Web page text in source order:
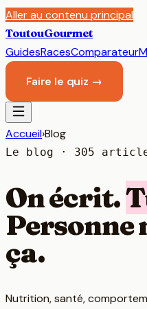
Aller au contenu principal
ToutouGourmet
GuidesRacesComparateur
Faire le quiz →
Accueil›Blog
Le blog · 305
On écrit.
Personne
ça.
Nutrition, santé,